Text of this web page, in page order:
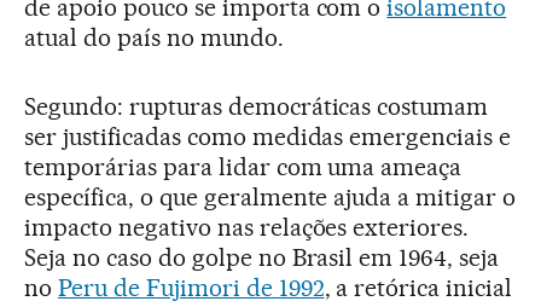
de apoio pouco se importa com oisolamento
atual do país no mundo.
Segundo: rupturas democráticas costumam
ser justificadas como medidas emergenciais e
temporárias para lidar com uma ameaça
específica, o que geralmente ajuda a mitigar o
impacto negativo nas relações exteriores.
Seja no caso do golpe no Brasil em 1964, seja
no Peru de Fujimori de 1992, a retórica inicial